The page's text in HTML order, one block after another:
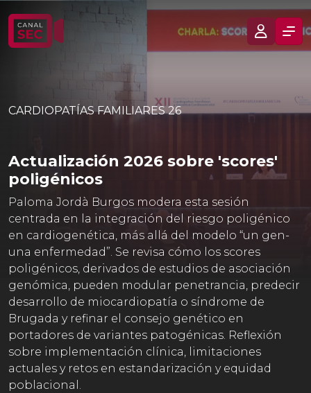
CARDIOPATÍAS FAMILIARES 26
Actualización 2026 sobre 'scores'
poligénicos
Paloma Jordà Burgos modera esta sesión
centrada en la integración del riesgo poligénico
en cardiogenética, más allá del modelo “un gen-
una enfermedad”. Se revisa cómo los scores
poligénicos, derivados de estudios de asociación
genómica, pueden modular penetrancia, predecir
desarrollo de miocardiopatía o síndrome de
Brugada y refinar el consejo genético en
portadores de variantes patogénicas. Reflexión
sobre implementación clínica, limitaciones
actuales y retos en estandarización y equidad
poblacional.